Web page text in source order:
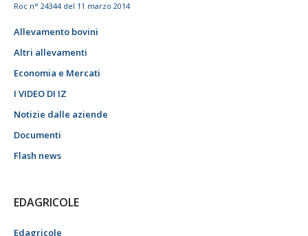
Roc n° 24344 del 11 marzo 2014
Allevamento bovini
Altri allevamenti
Economia e Mercati
I VIDEO DI IZ
Notizie dalle aziende
Documenti
Flash news
EDAGRICOLE
Edagricole